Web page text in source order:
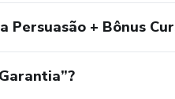
Persuasão + Bônus